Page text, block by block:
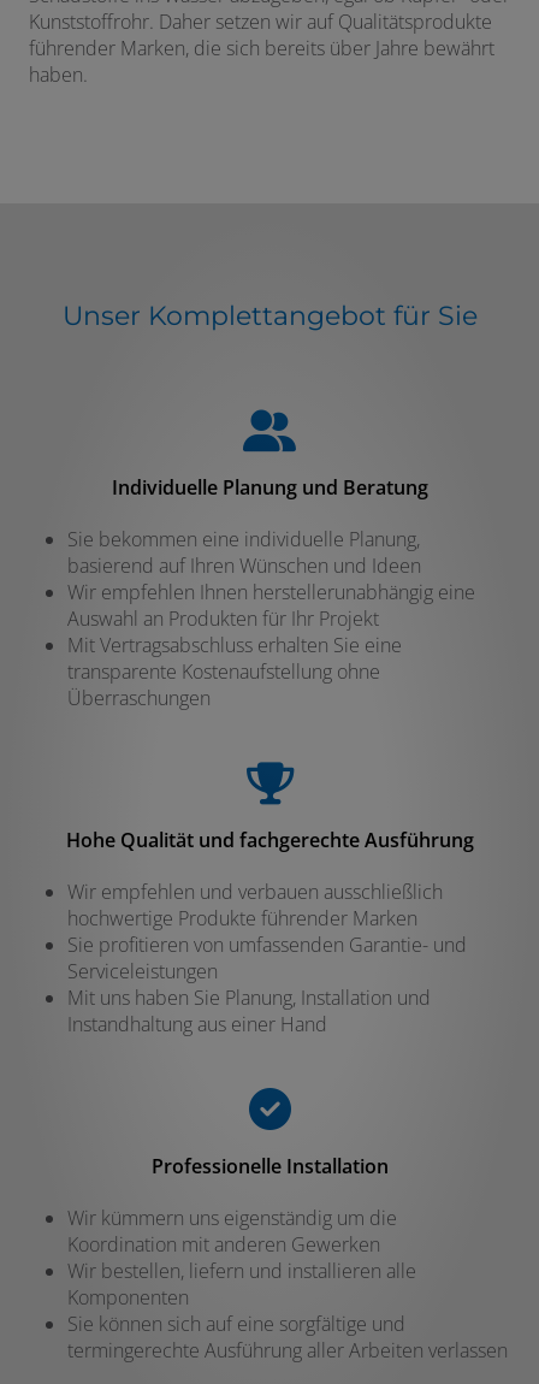
Kunststoffrohr. Daher setzen wir auf Qualitätsprodukte
führender Marken, die sich bereits über Jahre bewährt
haben.
Unser Komplettangebot für Sie
Individuelle Planung und Beratung
Sie bekommen eine individuelle Planung,
basierend auf Ihren Wünschen und Ideen
Wir empfehlen Ihnen herstellerunabhängig eine
Auswahl an Produkten für Ihr Projekt
Mit Vertragsabschluss erhalten Sie eine
transparente Kostenaufstellung ohne
Überraschungen
Hohe Qualität und fachgerechte Ausführung
Wir empfehlen und verbauen ausschließlich
hochwertige Produkte führender Marken
Sie profitieren von umfassenden Garantie- und
Serviceleistungen
Mit uns haben Sie Planung, Installation und
Instandhaltung aus einer Hand
Professionelle Installation
Wir kümmern uns eigenständig um die
Koordination mit anderen Gewerken
Wir bestellen, liefern und installieren alle
Komponenten
Sie können sich auf eine sorgfältige und
termingerechte Ausführung aller Arbeiten verlassen